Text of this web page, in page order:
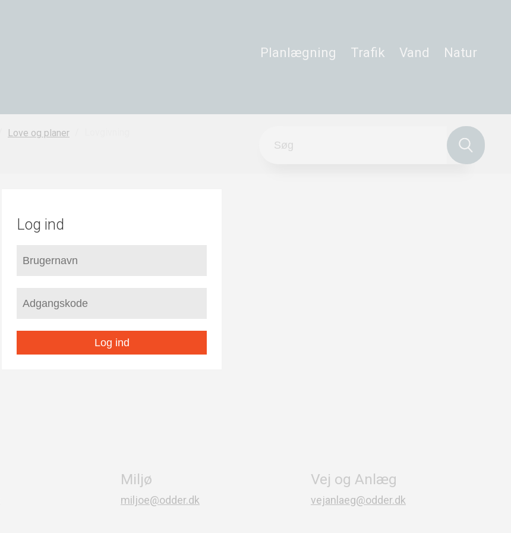
Planlægning Trafik Vand Natur
Love og planer
Log ind
Log ind
Miljø
miljoe@odder.dk
Vej og Anlæg
vejanlaeg@odder.dk